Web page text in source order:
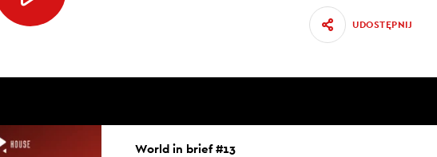
UDOSTĘPNIJ
World in brief #13